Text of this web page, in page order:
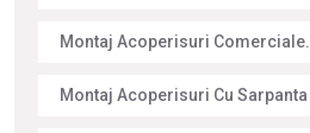
Montaj Acoperisuri Comerciale.
Montaj Acoperisuri Cu Sarpanta